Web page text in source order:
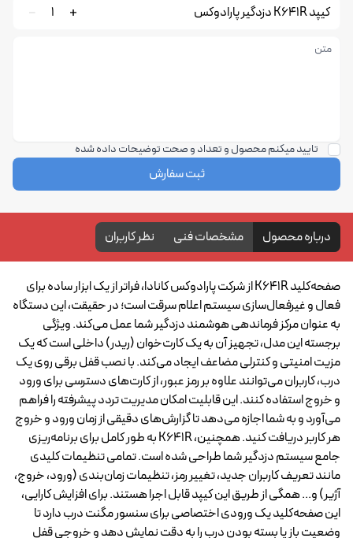
کیپد K641R دزدگیر پارادوکس 1
تایید میکنم محصول و تعداد و صحت توضیحات داده شده
ثبت سفارش
درباره محصول مشخصات فنی نظر کاربران
صفحه‌کلید K641R از شرکت پارادوکس کانادا، فراتر از یک ابزار ساده برای
فعال و غیرفعال‌سازی سیستم اعلام سرقت است؛ در حقیقت، این دستگاه
به عنوان مرکز فرماندهی هوشمند دزدگیر شما عمل می‌کند. ویژگی
برجسته این مدل، تجهیز آن به یک کارت‌خوان (ریدر) داخلی است که یک
مزیت امنیتی و کنترلی مضاعف ایجاد می‌کند. با نصب قفل برقی روی یک
درب، کاربران می‌توانند علاوه بر رمز عبور، از کارت‌های دسترسی برای ورود
و خروج استفاده کنند. این قابلیت امکان مدیریت تردد پیشرفته را فراهم
می‌آورد و به شما اجازه می‌دهد تا گزارش‌های دقیقی از زمان ورود و خروج
هر کاربر دریافت کنید. همچنین، K641R به طور کامل برای برنامه‌ریزی
جامع سیستم دزدگیر شما طراحی شده است. تمامی تنظیمات کلیدی
مانند تعریف کاربران جدید، تغییر رمز، تنظیمات زمان‌بندی (ورود، خروج،
آژیر) و... همگی از طریق این کیپد قابل اجرا هستند. برای افزایش کارایی،
این صفحه‌کلید یک ورودی اختصاصی برای سنسور مگنت درب دارد تا
وضعیت باز یا بسته بودن درب را به دقت نمایش دهد و خروجی قفل